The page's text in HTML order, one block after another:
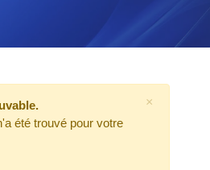
été trouvé pour votre
×